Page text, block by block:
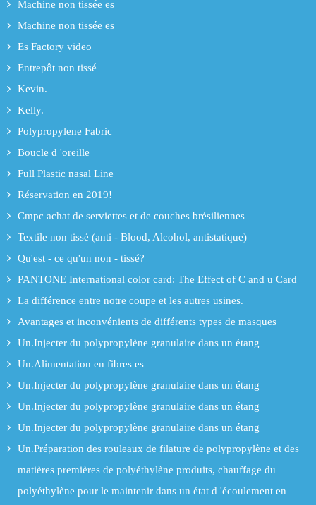
Machine non tissée es
Machine non tissée es
Es Factory video
Entrepôt non tissé
Kevin.
Kelly.
Polypropylene Fabric
Boucle d 'oreille
Full Plastic nasal Line
Réservation en 2019!
Cmpc achat de serviettes et de couches brésiliennes
Textile non tissé (anti - Blood, Alcohol, antistatique)
Qu'est - ce qu'un non - tissé?
PANTONE International color card: The Effect of C and u Card
La différence entre notre coupe et les autres usines.
Avantages et inconvénients de différents types de masques
Un.Injecter du polypropylène granulaire dans un étang
Un.Alimentation en fibres es
Un.Injecter du polypropylène granulaire dans un étang
Un.Injecter du polypropylène granulaire dans un étang
Un.Injecter du polypropylène granulaire dans un étang
Un.Préparation des rouleaux de filature de polypropylène et des
matières premières de polyéthylène produits, chauffage du
polyéthylène pour le maintenir dans un état d 'écoulement en